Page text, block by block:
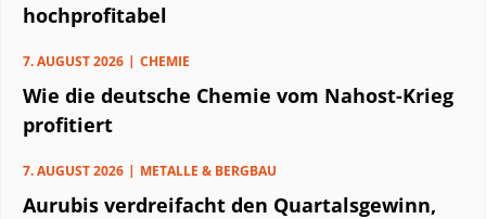
hochprofitabel
7. AUGUST 2026 CHEMIE
Wie die deutsche Chemie vom Nahost-Krieg
profitiert
7. AUGUST 2026 METALLE & BERGBAU
Aurubis verdreifacht den Quartalsgewinn,